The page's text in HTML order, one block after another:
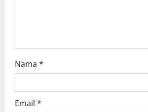
Nama *
Email *